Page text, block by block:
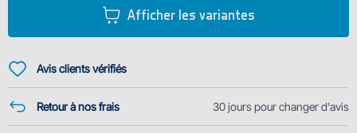
Afficher les variantes
Avis clients vérifiés
Retour à nos frais 30 jours pour changer d'avis